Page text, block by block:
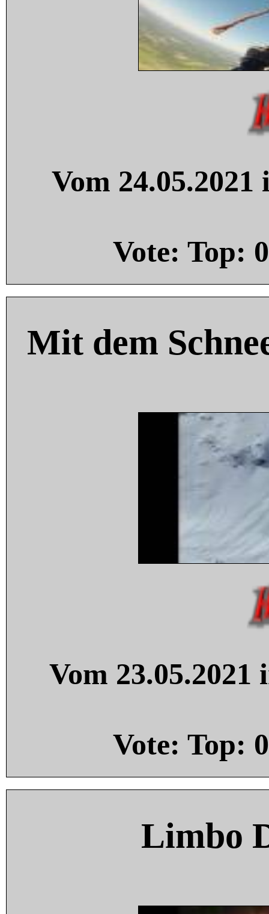
Vom
Vote: Top: 0
Mit dem
Vom
Vote: Top: 0
Limbo